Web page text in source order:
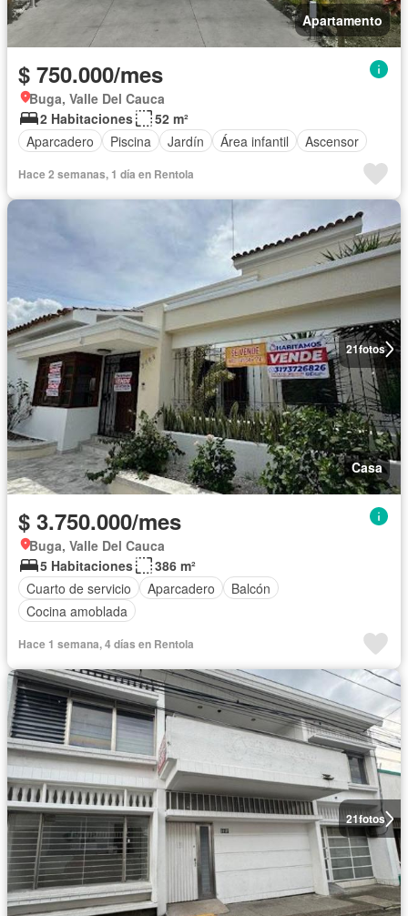
Apartamento
$ 750.000/mes
Buga, Valle Del Cauca
2 Habitaciones
52 m²
Aparcadero
Piscina Jardín Área infantil Ascensor
Hace 2 semanas, 1 día en Rentola
21fotos
Casa
$ 3.750.000/mes
Buga, Valle Del Cauca
5 Habitaciones
386 m²
Cuarto de servicio
Aparcadero
Balcón
Cocina amoblada
Hace 1 semana, 4 días en Rentola
21fotos